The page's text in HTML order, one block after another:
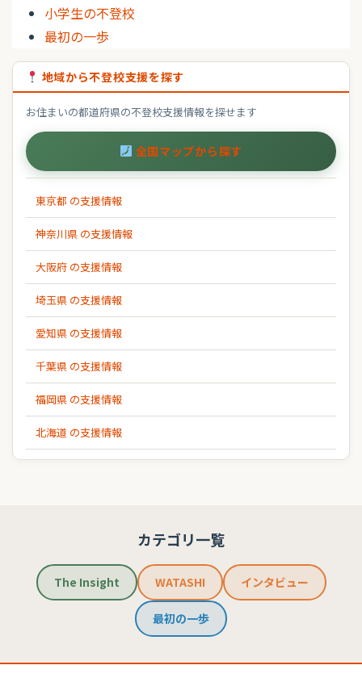
小学生の不登校
最初の一歩
地域から不登校支援を探す
お住まいの都道府県の不登校支援情報を探せます
全国マップから探す
東京都 の支援情報
神奈川県 の支援情報
大阪府 の支援情報
埼玉県 の支援情報
愛知県 の支援情報
千葉県 の支援情報
福岡県 の支援情報
北海道 の支援情報
カテゴリ一覧
The Insight WATASHI インタビュー
最初の一歩